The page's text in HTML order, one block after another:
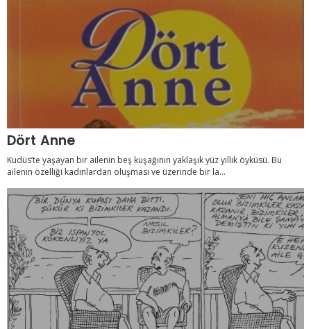
Dört Anne
Kudüs’te yaşayan bir ailenin beş kuşağının yaklaşık yüz yıllık öyküsü. Bu
ailenin özelliği kadınlardan oluşması ve üzerinde bir la...